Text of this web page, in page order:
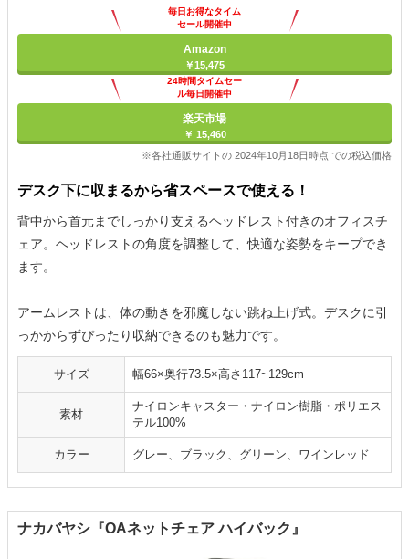
毎日お得なタイム
セール開催中
Amazon
￥15,475
24時間タイムセー
ル毎日開催中
楽天市場
￥ 15,460
※各社通販サイトの 2024年10月18日時点 での税込価格
デスク下に収まるから省スペースで使える！
背中から首元までしっかり支えるヘッドレスト付きのオフィスチ
ェア。ヘッドレストの角度を調整して、快適な姿勢をキープでき
ます。
アームレストは、体の動きを邪魔しない跳ね上げ式。デスクに引
っかからずぴったり収納できるのも魅力です。
サイズ 幅66×奥行73.5×高さ117~129cm
素材
ナイロンキャスター・ナイロン樹脂・ポリエス
テル100%
カラー グレー、ブラック、グリーン、ワインレッド
ナカバヤシ『OAネットチェア ハイバック』